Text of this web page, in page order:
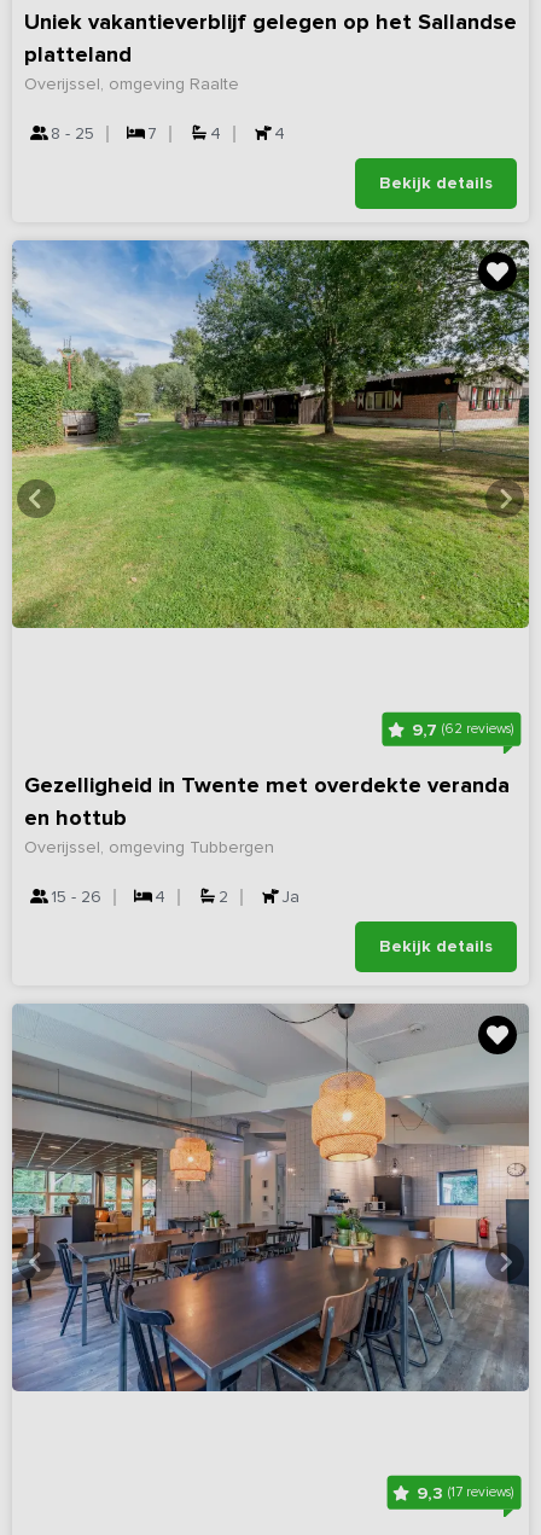
Uniek vakantieverblijf gelegen op het Sallandse
platteland
Overijssel, omgeving Raalte
8 - 25 7 4 4
Bekijk details
9,7 (62 reviews)
Gezelligheid in Twente met overdekte veranda
en hottub
Overijssel, omgeving Tubbergen
15 - 26 4 2 Ja
Bekijk details
9,3(17 reviews)